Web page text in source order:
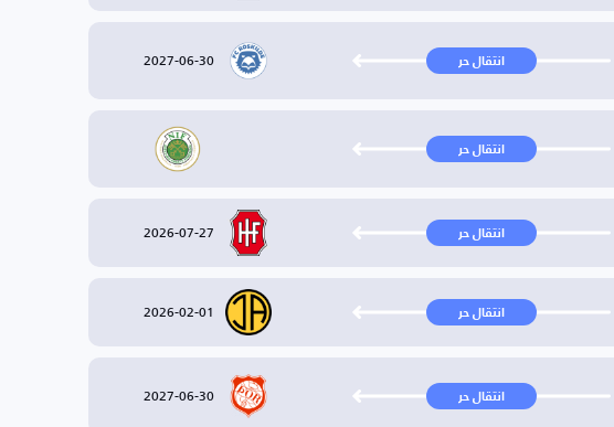
انتقال حر 2027-06-30
انتقال حر
انتقال حر 2026-07-27
انتقال حر 2026-02-01
انتقال حر 2027-06-30